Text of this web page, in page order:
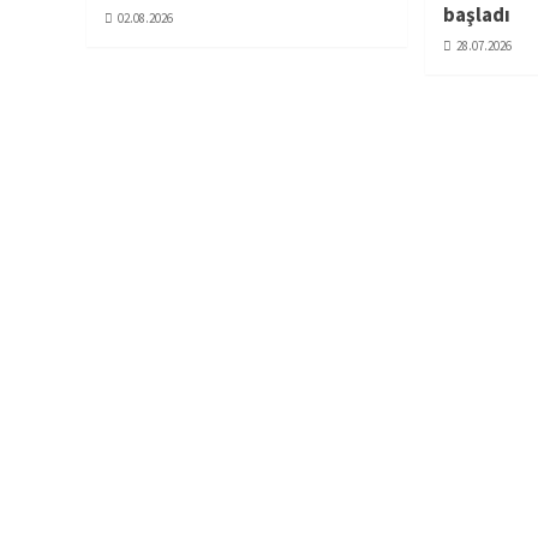
02.08.2026
başladı
28.07.2026